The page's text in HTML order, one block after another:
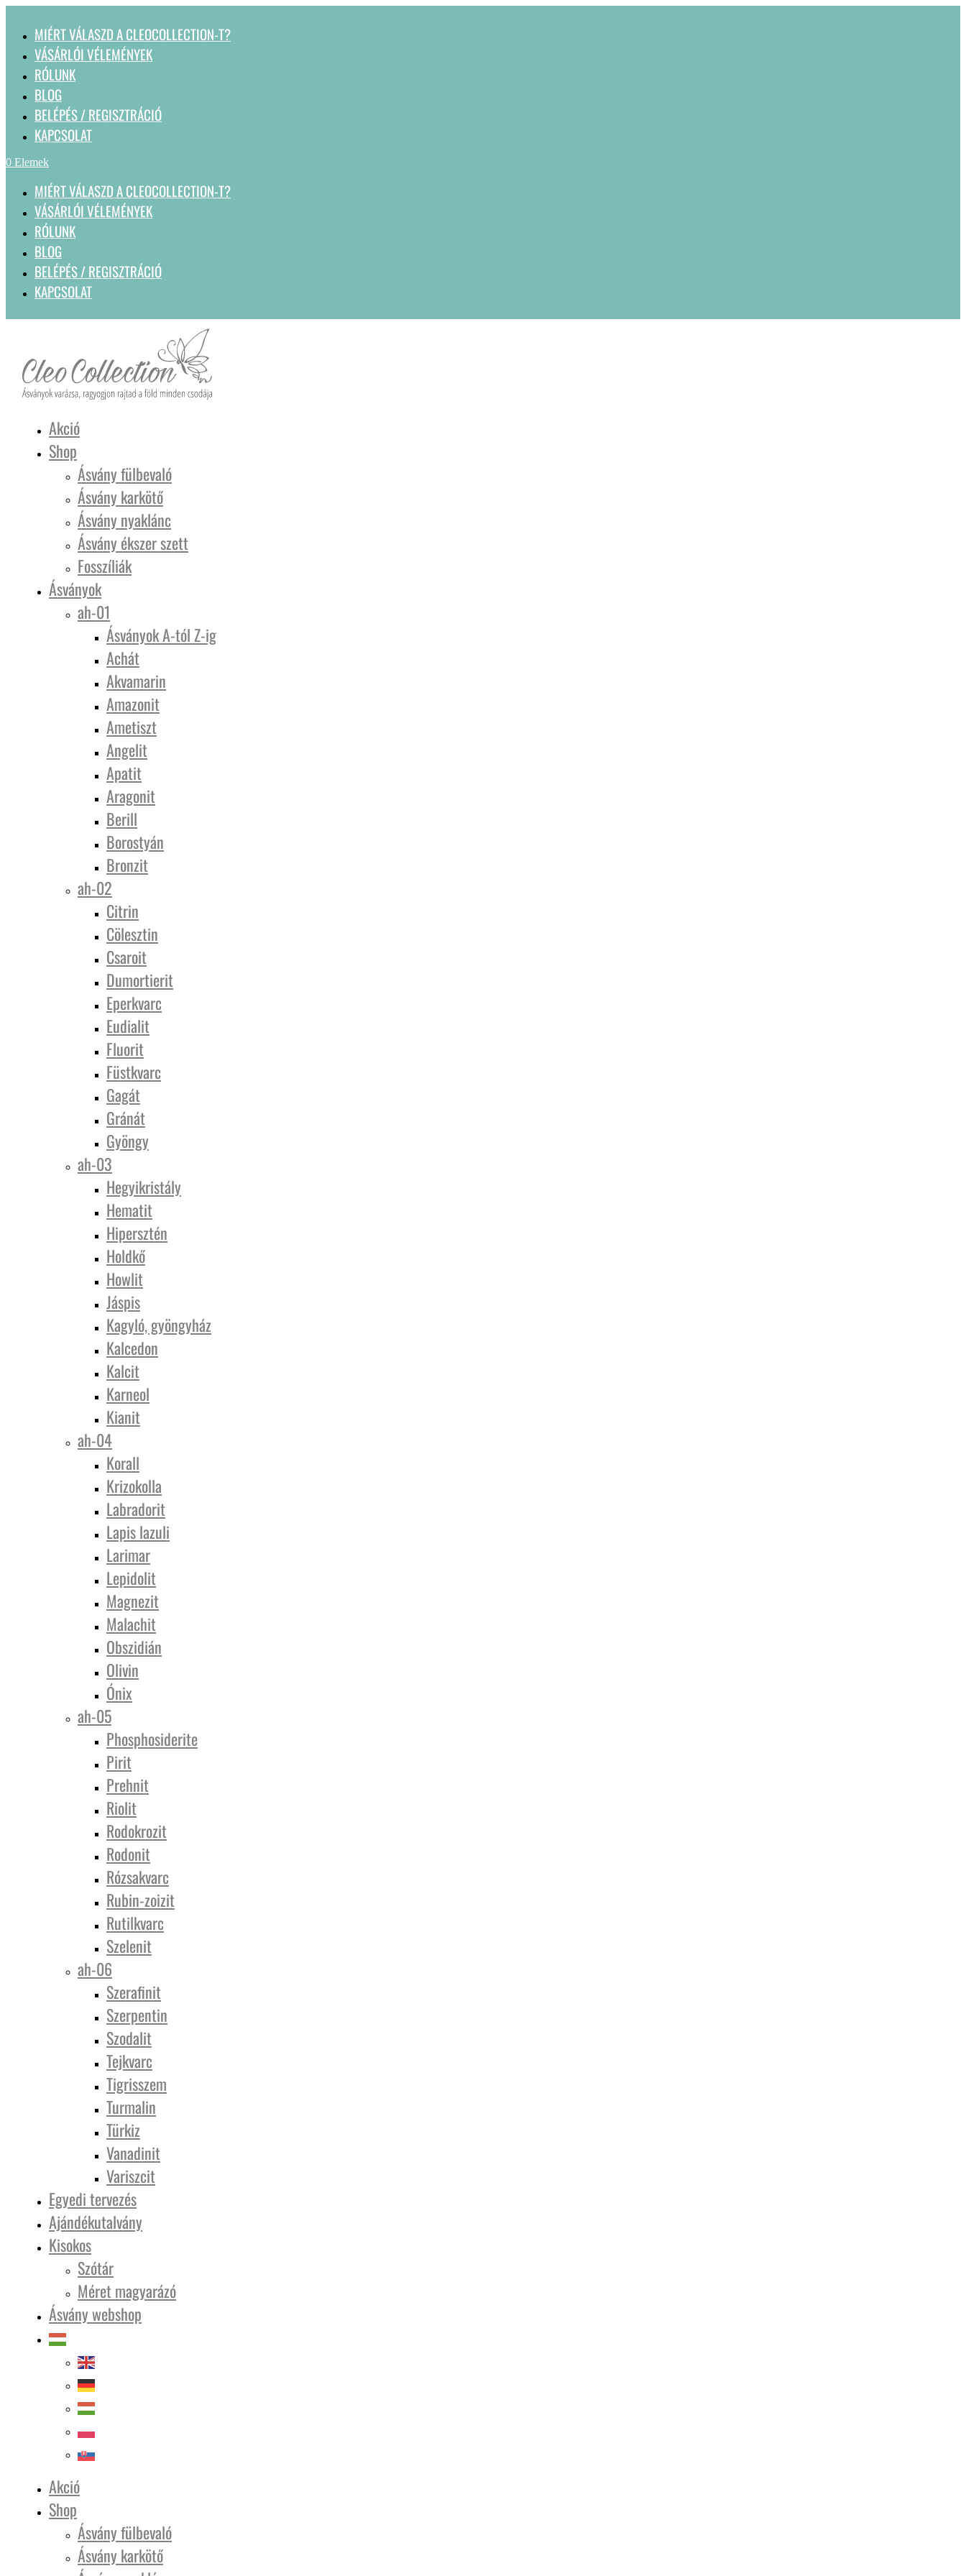
MIÉRT VÁLASZD A CLEOCOLLECTION-T?
VÁSÁRLÓI VÉLEMÉNYEK
RÓLUNK
BLOG
BELÉPÉS / REGISZTRÁCIÓ
KAPCSOLAT
0 Elemek
MIÉRT VÁLASZD A CLEOCOLLECTION-T?
VÁSÁRLÓI VÉLEMÉNYEK
RÓLUNK
BLOG
BELÉPÉS / REGISZTRÁCIÓ
KAPCSOLAT
Akció
Shop
Ásvány fülbevaló
Ásvány karkötő
Ásvány nyaklánc
Ásvány ékszer szett
Fosszíliák
Ásványok
ah-01
Ásványok A-tól Z-ig
Achát
Akvamarin
Amazonit
Ametiszt
Angelit
Apatit
Aragonit
Berill
Borostyán
Bronzit
ah-02
Citrin
Cölesztin
Csaroit
Dumortierit
Eperkvarc
Eudialit
Fluorit
Füstkvarc
Gagát
Gránát
Gyöngy
ah-03
Hegyikristály
Hematit
Hipersztén
Holdkő
Howlit
Jáspis
Kagyló, gyöngyház
Kalcedon
Kalcit
Karneol
Kianit
ah-04
Korall
Krizokolla
Labradorit
Lapis lazuli
Larimar
Lepidolit
Magnezit
Malachit
Obszidián
Olivin
Ónix
ah-05
Phosphosiderite
Pirit
Prehnit
Riolit
Rodokrozit
Rodonit
Rózsakvarc
Rubin-zoizit
Rutilkvarc
Szelenit
ah-06
Szerafinit
Szerpentin
Szodalit
Tejkvarc
Tigrisszem
Turmalin
Türkiz
Vanadinit
Variszcit
Egyedi tervezés
Ajándékutalvány
Kisokos
Szótár
Méret magyarázó
Ásvány webshop
Akció
Shop
Ásvány fülbevaló
Ásvány karkötő